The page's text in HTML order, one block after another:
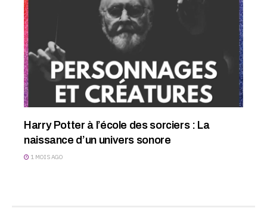
Harry Potter à l’école des sorciers : La
naissance d’un univers sonore
1 MOIS AGO